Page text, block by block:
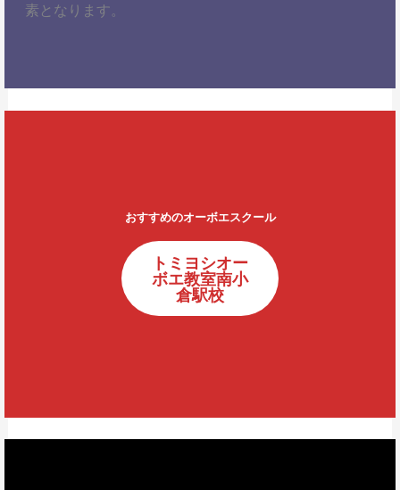
素となります。
おすすめのオーボエスクール
トミヨシオー
ボエ教室南小
倉駅校